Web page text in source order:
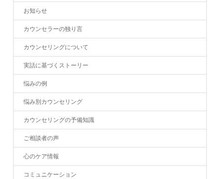
お知らせ
カウンセラーの独り言
カウンセリングについて
実話に基づくストーリー
悩みの例
悩み別カウンセリング
カウンセリングの予備知識
ご相談者の声
心のケア情報
コミュニケーション